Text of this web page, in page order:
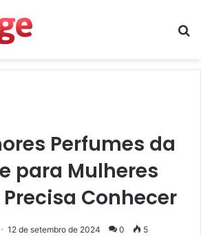
Perfumes da
para Mulheres
Conhecer
12 de setembro de 2024 0 5